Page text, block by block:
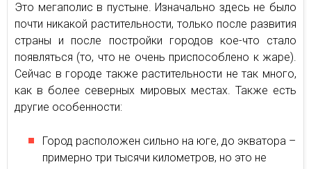
Это мегаполис в пустыне. Изначально здесь не было
почти никакой растительности, только после развития
страны и после постройки городов кое-что стало
появляться (то, что не очень приспособлено к жаре).
Сейчас в городе также растительности не так много,
как в более северных мировых местах. Также есть
другие особенности:
Город расположен сильно на юге, до экватора –
примерно три тысячи километров, но это не